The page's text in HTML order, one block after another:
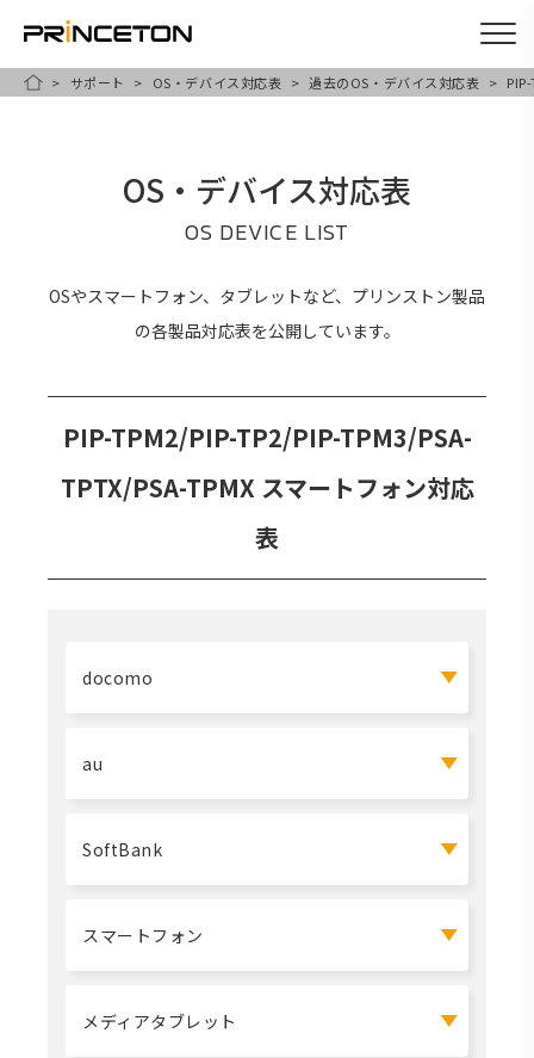
HOME
サポート OS・デバイス対応表 過去のOS・デバイス対応表
OS・デバイス対応表
OS DEVICE LIST
OSやスマートフォン、タブレットなど、プリンストン製品
の各製品対応表を公開しています。
PIP-TPM2/PIP-TP2/PIP-TPM3/PSA-
TPTX/PSA-TPMX スマートフォン対応
表
docomo
au
SoftBank
スマートフォン
メディアタブレット